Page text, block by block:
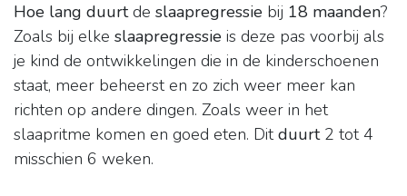
Hoe lang duurtde slaapregressie bij 18 maanden?
Zoals bij elke slaapregressie is deze pas voorbij als
je kind de ontwikkelingen die in de kinderschoenen
staat, meer beheerst en zo zich weer meer kan
richten op andere dingen. Zoals weer in het
slaapritme komen en goed eten. Ditduurt2 tot 4
misschien 6 weken.